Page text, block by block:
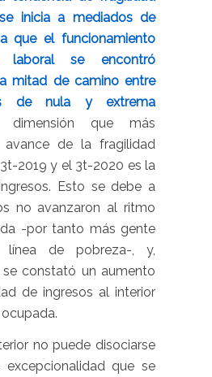
inicia a mediados de
que el funcionamiento
laboral se encontró
mitad de camino entre
de nula y extrema
dimensión que más
de la fragilidad
2019 y el 3t-2020 es la
. Esto se debe a
no avanzaron al ritmo
-por tanto más gente
de pobreza-, y,
constató un aumento
de ingresos al interior
no puede disociarse
que se